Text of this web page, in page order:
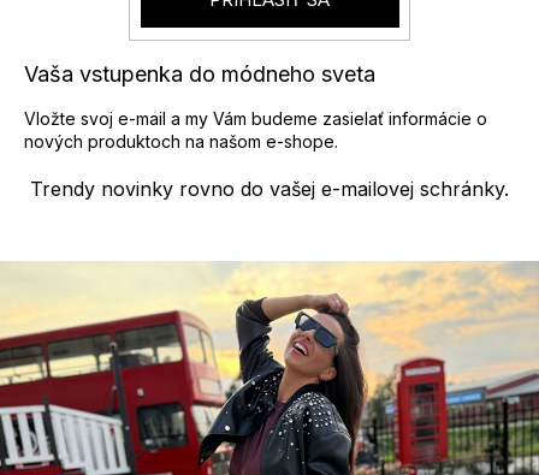
Trendy novinky rovno do vašej e-mailovej schránky.
Vaša vstupenka do módneho sveta
Vložte svoj e-mail a my Vám budeme zasielať informácie o
nových produktoch na našom e-shope.